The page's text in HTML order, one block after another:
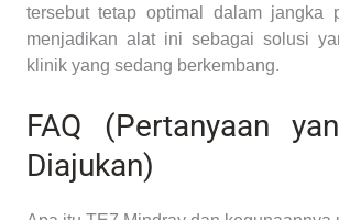
tersebut tetap optimal dalam jangka
menjadikan alat ini sebagai solusi
klinik yang sedang berkembang.
FAQ (Pertanyaan
Diajukan)